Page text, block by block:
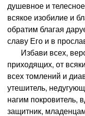
душевное и
всякое изобилие и
обратим благая
славу Его и в
Избави всех,
приходящих, от
всех томлений и
утешитель,
нагим покровитель,
защитник,